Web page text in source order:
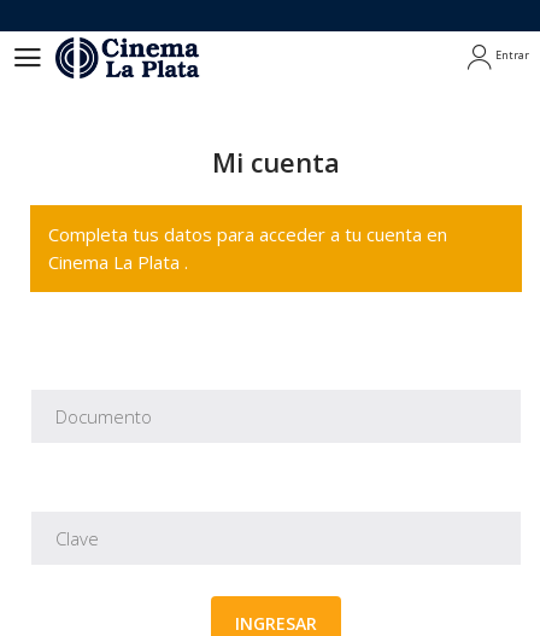
Entrar
Mi cuenta
Completa tus datos para acceder a tu cuenta en
Cinema La Plata .
INGRESAR